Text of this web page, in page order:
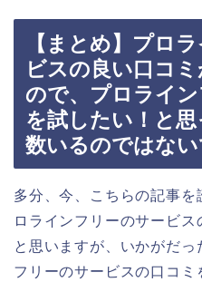
【まとめ】プロ
ビスの良い口コ
ので、プロライ
を試したい！と
数いるのではな
多分、今、こちらの記事
ロラインフリーのサービ
と思いますが、いかがだ
フリーのサービスの口コミ